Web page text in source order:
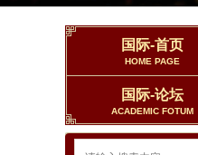
国际-首页
HOME PAGE
国际-论坛
ACADEMIC FOTUM